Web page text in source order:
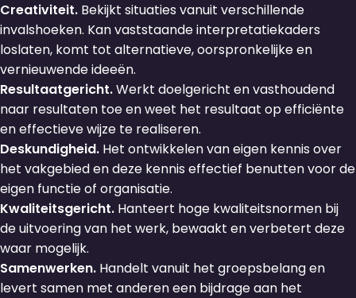
Creativiteit. Bekijkt situaties vanuit verschillende
invalshoeken. Kan vaststaande interpretatiekaders
loslaten, komt tot alternatieve, oorspronkelijke en
vernieuwende ideeën.
Resultaatgericht.Werkt doelgericht en vasthoudend
naar resultaten toe en weet het resultaat op efficiënte
en effectieve wijze te realiseren.
Deskundigheid. Het ontwikkelen van eigen kennis over
het vakgebied en deze kennis effectief benutten voor de
eigen functie of organisatie.
Kwaliteitsgericht. Hanteert hoge kwaliteitsnormen bij
de uitvoering van het werk, bewaakt en verbetert deze
waar mogelijk.
Samenwerken. Handelt vanuit het groepsbelang en
levert samen met anderen een bijdrage aan het